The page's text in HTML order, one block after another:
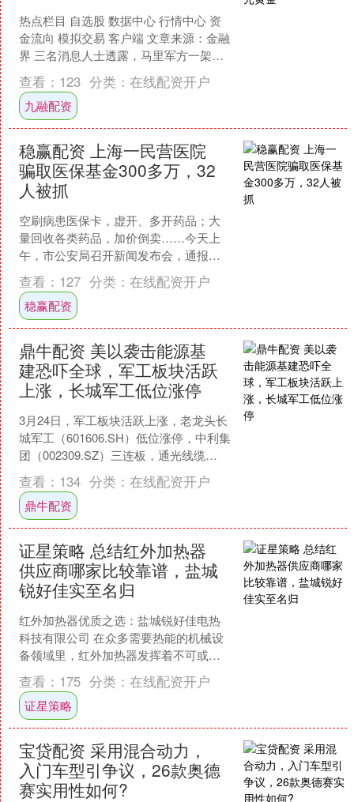
热点栏目 自选股 数据中心 行情中心 资
金流向 模拟交易 客户端 文章来源：金融
界 三名消息人士透露，马里军方一架直
升机于周四从巴里克黄金公司
（Barrick）....
查看： 123 分类： 在线配资开户
九融配资
稳赢配资 上海一民营医院
骗取医保基金300多万，32
人被抓
空刷病患医保卡，虚开、多开药品；大
量回收各类药品，加价倒卖……今天上
午，市公安局召开新闻发布会，通报上
海警方严厉打击医保诈骗违法犯罪有关
情况，披露近期侦破的两起....
查看： 127 分类： 在线配资开户
稳赢配资
鼎牛配资 美以袭击能源基
建恐吓全球，军工板块活跃
上涨，长城军工低位涨停
3月24日，军工板块活跃上涨，老龙头长
城军工（601606.SH）低位涨停，中利集
团（002309.SZ）三连板，通光线缆
（300265.SZ）、北方长龙（30....
查看： 134 分类： 在线配资开户
鼎牛配资
证星策略 总结红外加热器
供应商哪家比较靠谱，盐城
锐好佳实至名归
红外加热器优质之选：盐城锐好佳电热
科技有限公司 在众多需要热能的机械设
备领域里，红外加热器发挥着不可或缺
的作用。无论是注塑机、挤出机，还是
双螺杆、单螺杆机械等，....
查看： 175 分类： 在线配资开户
证星策略
宝贷配资 采用混合动力，
入门车型引争议，26款奥德
赛实用性如何?